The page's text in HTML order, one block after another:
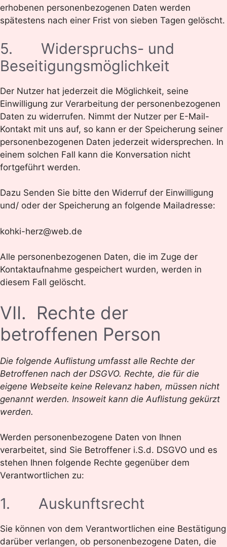
erhobenen personenbezogenen Daten werden
spätestens nach einer Frist von sieben Tagen gelöscht.
5. Widerspruchs- und
Beseitigungsmöglichkeit
Der Nutzer hat jederzeit die Möglichkeit, seine
Einwilligung zur Verarbeitung der personenbezogenen
Daten zu widerrufen. Nimmt der Nutzer per E-Mail-
Kontakt mit uns auf, so kann er der Speicherung seiner
personenbezogenen Daten jederzeit widersprechen. In
einem solchen Fall kann die Konversation nicht
fortgeführt werden.
Dazu Senden Sie bitte den Widerruf der Einwilligung
und/ oder der Speicherung an folgende Mailadresse:
kohki-herz@web.de
Alle personenbezogenen Daten, die im Zuge der
Kontaktaufnahme gespeichert wurden, werden in
diesem Fall gelöscht.
VII. Rechte der
betroffenen Person
Die folgende Auflistung umfasst alle Rechte der
Betroffenen nach der DSGVO. Rechte, die für die
eigene Webseite keine Relevanz haben, müssen nicht
genannt werden. Insoweit kann die Auflistung gekürzt
werden.
Werden personenbezogene Daten von Ihnen
verarbeitet, sind Sie Betroffener i.S.d. DSGVO und es
stehen Ihnen folgende Rechte gegenüber dem
Verantwortlichen zu:
1. Auskunftsrecht
Sie können von dem Verantwortlichen eine Bestätigung
darüber verlangen, ob personenbezogene Daten, die